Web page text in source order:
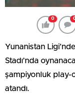
0
Yunanistan
Stadı’nda
şampiyonluk play-
atandı.